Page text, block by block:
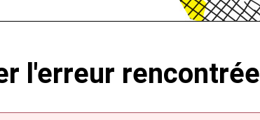
l'erreur rencontrée